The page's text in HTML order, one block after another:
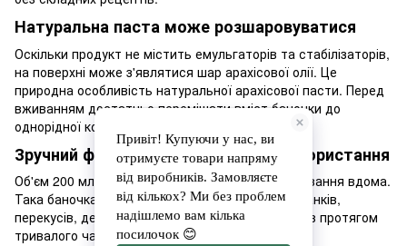
Натуральна паста може розшаровуватися
Оскільки продукт не містить емульгаторів та стабілізаторів,
на поверхні може з'являтися шар арахісової олії. Це
природна особливість натуральної арахісової пасти. Перед
вживанням достатньо перемішати вміст баночки до
однорідної консистенції.
Зручний формат для щоденного використання
Об'єм 200 мл підходить для регулярного споживання вдома.
Така баночка стане хорошим запасом для сніданків,
перекусів, десертів та кулінарних експериментів протягом
тривалого часу.